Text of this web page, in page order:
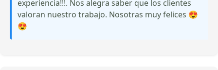
experiencia!!!. Nos alegra saber que los clientes
valoran nuestro trabajo. Nosotras muy felices 😍
😍